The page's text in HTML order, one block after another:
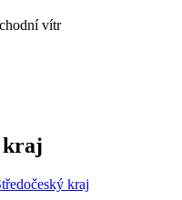
vítr
kraj